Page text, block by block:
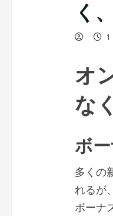
く
1
オ
な
ボ
多くの
れるが
ボーナ